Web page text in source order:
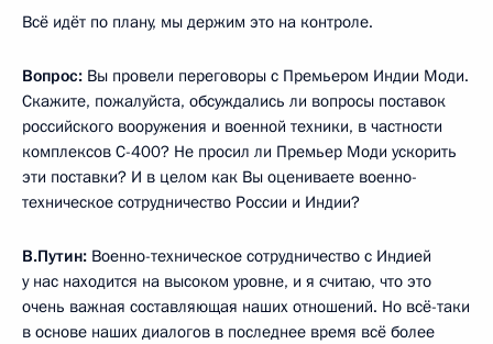
Всё идёт по плану, мы держим это на контроле.
Вопрос: Вы провели переговоры с Премьером Индии Моди.
Скажите, пожалуйста, обсуждались ли вопросы поставок
российского вооружения и военной техники, в частности
комплексов С-400? Не просил ли Премьер Моди ускорить
эти поставки? И в целом как Вы оцениваете военно-
техническое сотрудничество России и Индии?
В.Путин: Военно-техническое сотрудничество с Индией
у нас находится на высоком уровне, и я считаю, что это
очень важная составляющая наших отношений. Но всё-таки
в основе наших диалогов в последнее время всё более